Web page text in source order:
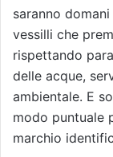
saranno
vessilli che
rispettando
delle acque,
ambientale. E
modo puntuale
marchio